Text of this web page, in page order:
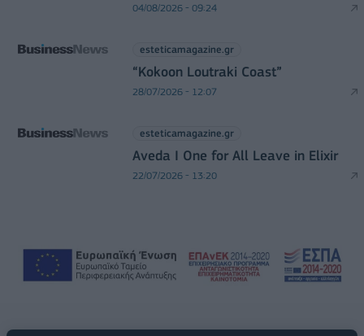
04/08/2026 - 09:24
esteticamagazine.gr
“Kokoon Loutraki Coast”
28/07/2026 - 12:07
esteticamagazine.gr
Aveda I One for All Leave in Elixir
22/07/2026 - 13:20